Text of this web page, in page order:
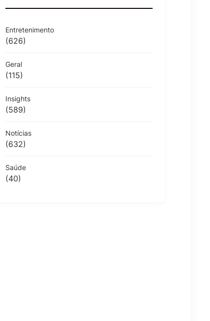
Entretenimento
(626)
Geral
(115)
Insights
(589)
Notícias
(632)
Saúde
(40)